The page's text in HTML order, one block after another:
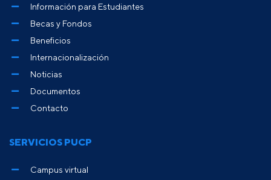
Información para Estudiantes
Becas y Fondos
Beneficios
Internacionalización
Noticias
Documentos
Contacto
SERVICIOS PUCP
Campus virtual